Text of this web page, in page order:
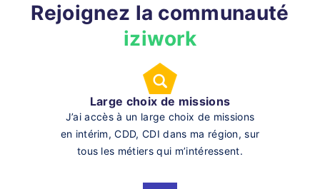
Rejoignez la communauté
iziwork
Large choix de missions
J’ai accès à un large choix de missions
en intérim, CDD, CDI dans ma région, sur
tous les métiers qui m’intéressent.